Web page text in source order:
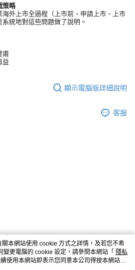
略
外上市全過程（上市前、申請上市、上市
統地對這些問題做了說明。
甫
益
顯示電腦版詳細說明
客服
本網站使用 cookie 方式之詳情，及若您不希
變更電腦的 cookie 設定，請參閱本網站「 隱私
使用本網站即表示您同意本公司得按本網站使